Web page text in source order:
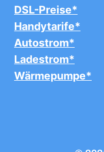
DSL-Preise*
Handytarife*
Autostrom*
Ladestrom*
Wärmepumpe*